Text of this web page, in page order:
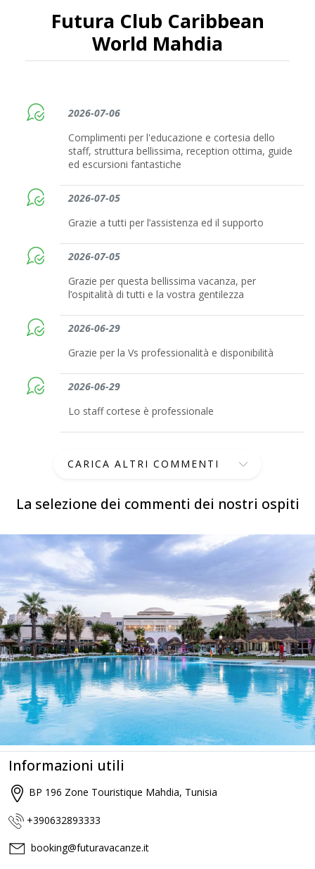
Futura Club Caribbean
World Mahdia
La selezione dei commenti dei nostri ospiti
2026-07-06
Complimenti per l'educazione e cortesia dello
staff, struttura bellissima, reception ottima, guide
ed escursioni fantastiche
2026-07-05
Grazie a tutti per l’assistenza ed il supporto
2026-07-05
Grazie per questa bellissima vacanza, per
l’ospitalità di tutti e la vostra gentilezza
2026-06-29
Grazie per la Vs professionalità e disponibilità
2026-06-29
Lo staff cortese è professionale
CARICA ALTRI COMMENTI
Informazioni utili
BP 196 Zone Touristique Mahdia, Tunisia
+390632893333
booking@futuravacanze.it